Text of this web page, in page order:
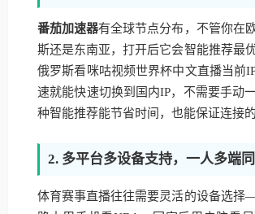
番茄加速器有全球节点分布，不管你在
斯还是东南亚，打开后它会智能推荐最
俄罗斯看咪咕视频世界杯中文直播当前
速就能快速切换到国内IP，不需要手动
种智能推荐能节省时间，也能保证连接的
2. 多平台多设备支持，一人多端
体育赛事直播往往需要灵活的设备选